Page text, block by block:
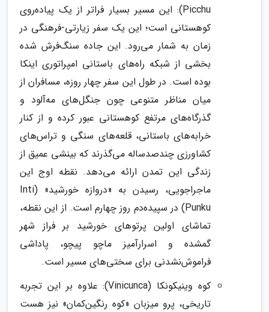
Picchu): این مسیر بسیار فراتر از یک پیاده‌روی
کوهستانی است؛ این یک سفر زیارتی-فرهنگی در
زمان به شمار می‌رود. این جاده سنگ‌فرش شده
بخشی از شبکه راه‌های باستانی امپراتوری اینکا
بوده است. در طول این سفر چهار روزه، مسافران از
میان مناظر متنوعی چون جنگل‌های مه‌آلود و
گذرگاه‌های مرتفع کوهستانی عبور کرده و از کنار
خرابه‌های باستانی، قلعه‌های سنگی و تراس‌های
کشاورزی چندصدساله می‌گذرند که بینشی عمیق از
زندگی این تمدن ارائه می‌دهد. نقطه اوج این
ماجراجویی، رسیدن به «دروازه خورشید» (Inti
Punku) در سپیده‌دم روز چهارم است. از این نقطه،
تماشای اولین پرتوهای خورشید بر فراز شهر
گمشده و اسرارآمیز ماچو پیچو، پاداشی
فراموش‌نشدنی برای سختی‌های مسیر است.
کوه وینیکونکا (Vinicunca): علاوه بر این تجربه
تاریخی، پرو میزبان «کوه رنگین‌کمان» نیز هست